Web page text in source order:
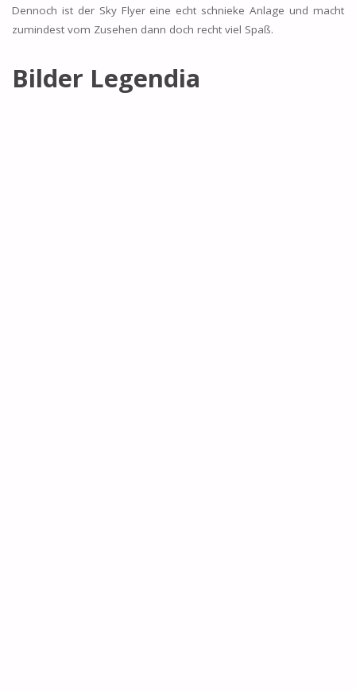
Dennoch ist der Sky Flyer eine echt schnieke Anlage und macht
zumindest vom Zusehen dann doch recht viel Spaß.
Bilder Legendia